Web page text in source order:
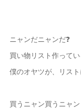
ニャンだニャンだ❓
買い物リスト作って
僕のオヤツが、リス
買うニャン買うニャ